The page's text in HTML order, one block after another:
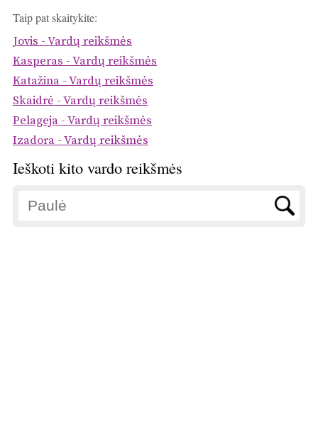
Taip pat skaitykite:
Jovis - Vardų reikšmės
Kasperas - Vardų reikšmės
Katažina - Vardų reikšmės
Skaidrė - Vardų reikšmės
Pelageja - Vardų reikšmės
Izadora - Vardų reikšmės
Ieškoti kito vardo reikšmės